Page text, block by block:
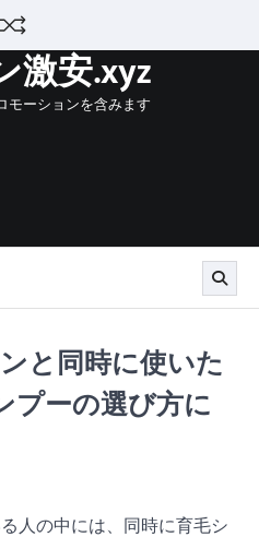
激安.xyz
モーションを含みます
と同時に使いた
プーの選び方に
人の中には、同時に育毛シ